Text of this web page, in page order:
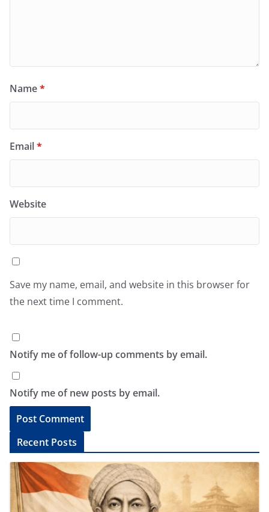
Name*
Email*
Website
Save my name, email, and website in this browser for
the next time I comment.
Notify me of follow-up comments by email.
Notify me of new posts by email.
l
Recent Posts